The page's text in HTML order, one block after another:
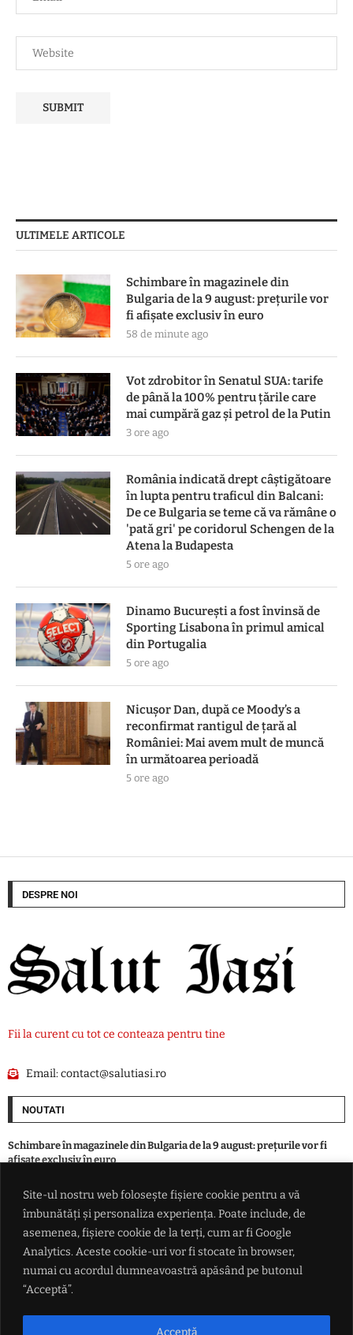
Site-ul nostru web folosește fișiere cookie pentru a vă
îmbunătăți și personaliza experiența. Poate include, de
asemenea, fișiere cookie de la terți, cum ar fi Google
Analytics. Aceste cookie-uri vor fi stocate în browser,
numai cu acordul dumneavoastră apăsând pe butonul
“Acceptă”.
Acceptă
ULTIMELE ARTICOLE
Schimbare în magazinele din
Bulgaria de la 9 august: prețurile vor
fi afișate exclusiv în euro
58 de minute ago
Vot zdrobitor în Senatul SUA: tarife
de până la 100% pentru țările care
mai cumpără gaz și petrol de la Putin
3 ore ago
România indicată drept câștigătoare
în lupta pentru traficul din Balcani:
De ce Bulgaria se teme că va rămâne o
'pată gri' pe coridorul Schengen de la
Atena la Budapesta
5 ore ago
Dinamo București a fost învinsă de
Sporting Lisabona în primul amical
din Portugalia
5 ore ago
Nicușor Dan, după ce Moody’s a
reconfirmat rantigul de țară al
României: Mai avem mult de muncă
în următoarea perioadă
5 ore ago
DESPRE NOI
Fii la curent cu tot ce conteaza pentru tine
Email:contact@salutiasi.ro
NOUTATI
Schimbare în magazinele din Bulgaria de la 9 august: prețurile vor fi
afișate exclusiv în euro
Vot zdrobitor în Senatul SUA: tarife de până la 100% pentru țările care
mai cumpără gaz și petrol de la Putin
România indicată drept câștigătoare în lupta pentru traficul din
Balcani: De ce Bulgaria se teme că va rămâne o 'pată gri' pe coridorul
Schengen de la Atena la Budapesta
Dinamo București a fost învinsă de Sporting Lisabona în primul amical